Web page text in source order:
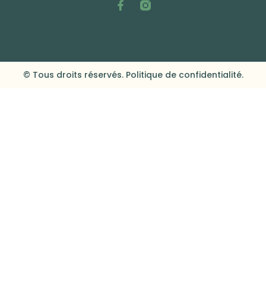
© Tous droits réservés. Politique de confidentialité.